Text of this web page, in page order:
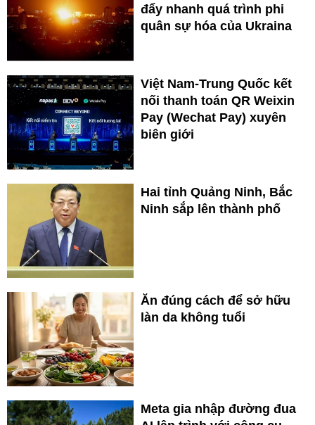
đẩy nhanh quá trình phi
quân sự hóa của Ukraina
Việt Nam-Trung Quốc kết
nối thanh toán QR Weixin
Pay (Wechat Pay) xuyên
biên giới
Hai tỉnh Quảng Ninh, Bắc
Ninh sắp lên thành phố
Ăn đúng cách để sở hữu
làn da không tuổi
Meta gia nhập đường đua